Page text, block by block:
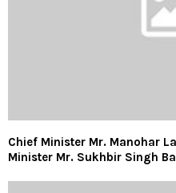
Chief Minister Mr. Manohar
Minister Mr. Sukhbir Singh